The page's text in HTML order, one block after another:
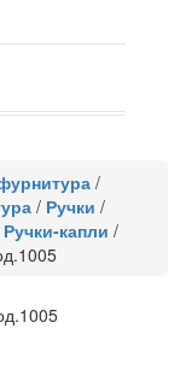
/
/ Ручки /
Ручки-капли /